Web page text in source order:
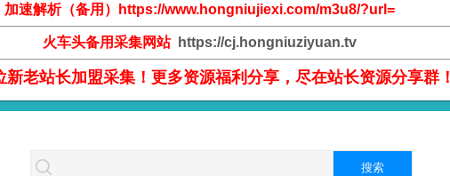
加速解析（备用）https://www.hongniujiexi.com/m3u8/?url=
火车头备用采集网站https://cj.hongniuziyuan.tv
新老站长加盟采集！更多资源福利分享，尽在站长资源分享群！